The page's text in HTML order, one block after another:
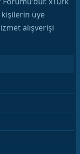
kişilerin üye
alışverişi